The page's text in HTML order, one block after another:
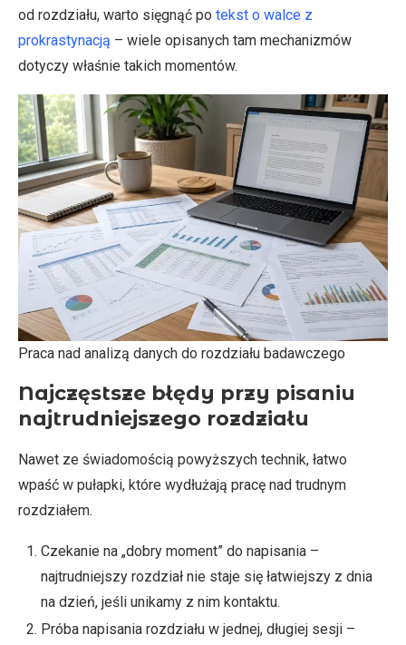
od rozdziału, warto sięgnąć po tekst o walce z
prokrastynacją – wiele opisanych tam mechanizmów
dotyczy właśnie takich momentów.
Praca nad analizą danych do rozdziału badawczego
Najczęstsze błędy przy pisaniu
najtrudniejszego rozdziału
Nawet ze świadomością powyższych technik, łatwo
wpaść w pułapki, które wydłużają pracę nad trudnym
rozdziałem.
Czekanie na „dobry moment” do napisania –
najtrudniejszy rozdział nie staje się łatwiejszy z dnia
na dzień, jeśli unikamy z nim kontaktu.
Próba napisania rozdziału w jednej, długiej sesji –